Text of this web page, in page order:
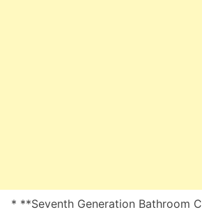
* **Seventh Generation Bathroom